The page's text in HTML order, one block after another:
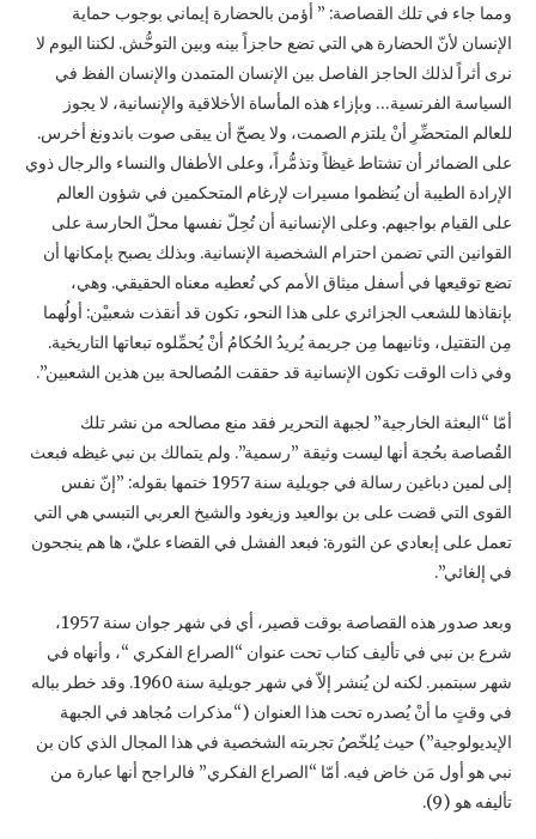
ومما جاء في تلك القصاصة: ” أؤمن بالحضارة إيماني بوجوب حماية
الإنسان لأنّ الحضارة هي التي ‏تضع حاجزاً بينه وبين التوحُّش. لكننا اليوم لا
نرى أثراً لذلك الحاجز الفاصل بين الإنسان المتمدن ‏والإنسان الفظ في
السياسة الفرنسية… وبإزاء هذه المأساة الأخلاقية والإنسانية، لا يجوز
للعالم المتحضِّرِ ‏أنْ يلتزم الصمت، ولا يصحّ أن يبقى صوت باندونغ أخرس.
على الضمائر أن تشتاط غيظاً وتذمُّراً، ‏وعلى الأطفال والنساء والرجال ذوي
الإرادة الطيبة أن يُنظموا مسيرات لإرغام المتحكمين في شؤون ‏العالم
على القيام بواجبهم. وعلى الإنسانية أن تُحِلّ نفسها محلّ الحارسة على
القوانين التي تضمن احترام ‏الشخصية الإنسانية. وبذلك يصبح بإمكانها أن
تضع توقيعها في أسفل ميثاق الأمم كي تُعطيه معناه ‏الحقيقي. وهي،
بإنقاذها للشعب الجزائري على هذا النحو، تكون قد أنقذت شعبيْن: أولُهما
مِن التقتيل، ‏وثانيهما مِن جريمة يُريدُ الحُكامُ أنْ يُحمِّلوه تبعاتها التاريخية.
وفي ذات الوقت تكون الإنسانية قد حققت ‏المُصالحة بين هذين الشعبين”.‏
أمّا “البعثة الخارجية” لجبهة التحرير فقد منع مصالحه من نشر تلك
القُصاصة بحُجة أنها ليست وثيقة ‏‏”رسمية”. ولم يتمالك بن نبي غيظه فبعث
إلى لمين دباغين رسالة في جويلية سنة 1957 ختمها بقوله: ‏‏”إنّ نفس
القوى التي قضت على بن بوالعيد وزيغود والشيخ العربي التبسي هي التي
تعمل على إبعادي ‏عن الثورة: فبعد الفشل في القضاء عليّ، ها هم ينجحون
في إلغائي”. ‏
وبعد صدور هذه القصاصة بوقت قصير، أي في شهر جوان سنة 1957،
شرع بن نبي في تأليف كتاب ‏تحت عنوان “الصراع الفكري “، وأنهاه في
شهر سبتمبر. لكنه لن يُنشر إلاّ في شهر جويلية سنة ‏‏1960. وقد خطر بباله
في وقتٍ ما أنْ يُصدره تحت هذا العنوان (“مذكرات مُجاهد في الجبهة
‏الإيديولوجية”) حيث يُلخّصُ تجربته الشخصية في هذا المجال الذي كان بن
نبي هو أول مَن خاض فيه. ‏أمّا “الصراع الفكري” فالراجح أنها عبارة من
تأليفه هو (9).‏